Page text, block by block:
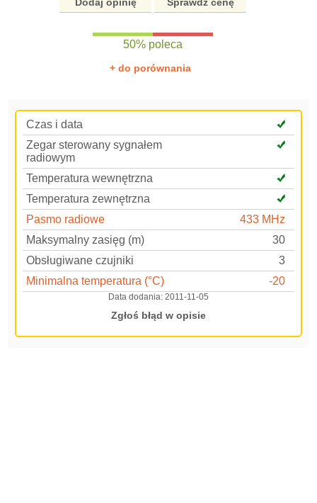
50% poleca
+ do porównania
Czas i data
Zegar sterowany sygnałem
radiowym
Temperatura wewnętrzna
Temperatura zewnętrzna
Pasmo radiowe
433 MHz
Maksymalny zasięg (m)
30
Obsługiwane czujniki
3
Minimalna temperatura (°C)
-20
Data dodania: 2011-11-05
Zgłoś błąd w opisie